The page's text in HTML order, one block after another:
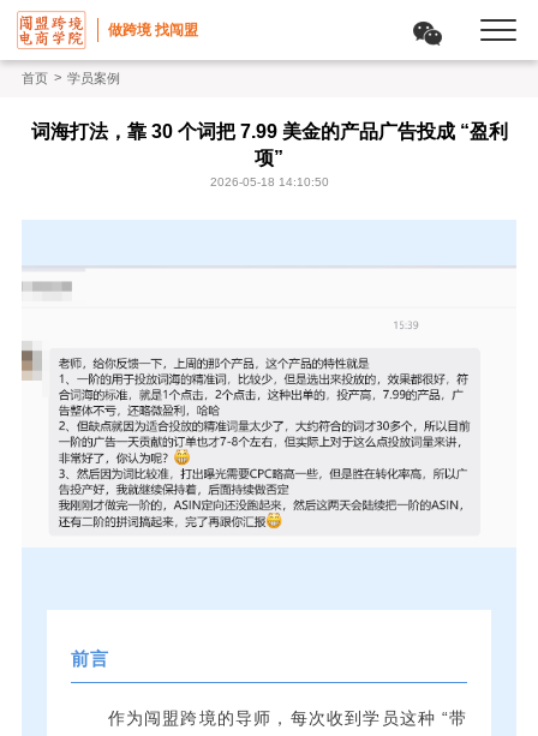
做跨境 找闯盟
首页 > 学员案例
词海打法，靠 30 个词把 7.99 美金的产品广告投成 “盈利
项”
2026-05-18 14:10:50
前言
作为闯盟跨境的导师，每次收到学员这种 “带